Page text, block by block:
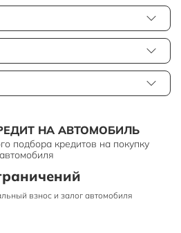
НА АВТОМОБИЛЬ
подбора кредитов на покупку
автомобиля
взнос и залог автомобиля